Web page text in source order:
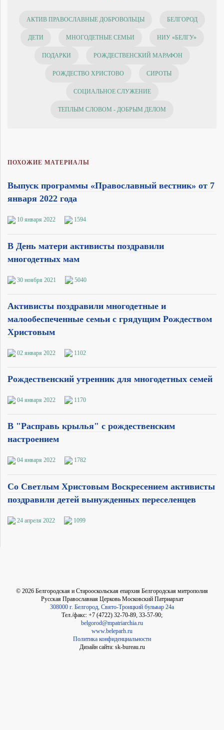
АКТИВ ПРАВОСЛАВНЫЕ ДОБРОВОЛЬЦЫ БЕЛГОРОД
ДЕТИ МНОГОДЕТНЫЕ СЕМЬИ НИУ «БЕЛГУ»
ПОДАРКИ РОЖДЕСТВЕНСКИЙ МАРАФОН
РОЖДЕСТВО ХРИСТОВО СИРОТЫ
СОЦИАЛЬНОЕ СЛУЖЕНИЕ
ТЕПЛЫМ СЛОВОМ - ДОБРЫМ ДЕЛОМ
ПОХОЖИЕ МАТЕРИАЛЫ
Выпуск программы «Православный вестник» от 7
января 2022 года
10 января 2022 1594
В День матери активисты поздравили
многодетных мам
30 ноября 2021 5040
Активисты поздравили многодетные и
малообеспеченные семьи с грядущим Рождеством
Христовым
02 января 2022 1102
Рождественский утренник для многодетных семей
04 января 2022 1170
В "Расправь крылья" с рождественским
настроением
04 января 2022 1782
Со Светлым Христовым Воскресением активисты
поздравили детей вынужденных переселенцев
24 апреля 2022 1099
© 2026 Белгородская и Старооскольская епархия Белгородская митрополия
Русская Православная Церковь Московский Патриархат
308000 г. Белгород, Свято-Троицкий бульвар 24а
Тел./факс: +7 (4722) 32-70-89, 33-57-90;
belgorod@mpatriarchia.ru
www.beleparh.ru
Политика конфиденциальности
Дизайн сайта: sk-bureau.ru